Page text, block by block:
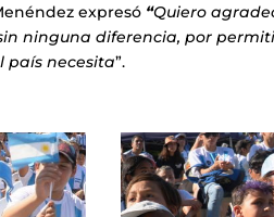
expresó “Quiero
ninguna diferencia, por
país necesita”.